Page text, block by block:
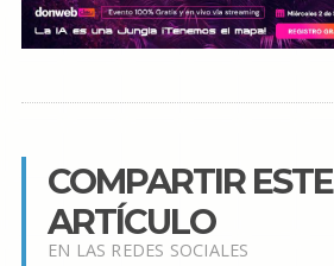
COMPARTIR ESTE
ARTÍCULO
EN LAS REDES SOCIALES